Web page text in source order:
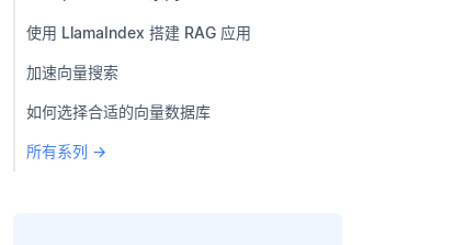
使用 LlamaIndex 搭建 RAG 应用
加速向量搜索
如何选择合适的向量数据库
所有系列 →